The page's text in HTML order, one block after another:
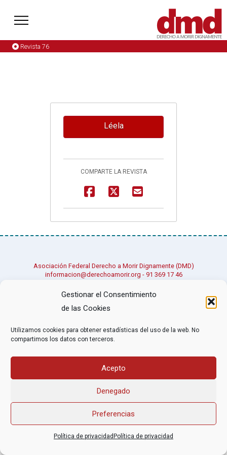
Gestionar el Consentimiento
de las Cookies
Utilizamos cookies para obtener estadísticas del uso de la web. No
compartimos los datos con terceros.
Acepto
Denegado
Preferencias
Política de privacidad Política de privacidad
Revista 76
Léela
COMPARTE LA REVISTA
Asociación Federal Derecho a Morir Dignamente (DMD)
informacion@derechoamorir.org - 91 369 17 46